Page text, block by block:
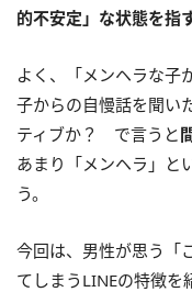
的不安定」な状態を指
よく、「メンヘラな子
子からの自慢話を聞
ティブか？ で言うと
あまり「メンヘラ」と
う。
今回は、男性が思う「
てしまうLINEの特徴を